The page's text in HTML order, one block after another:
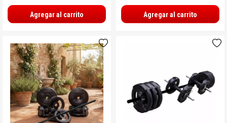
Agregar al carrito Agregar al carrito